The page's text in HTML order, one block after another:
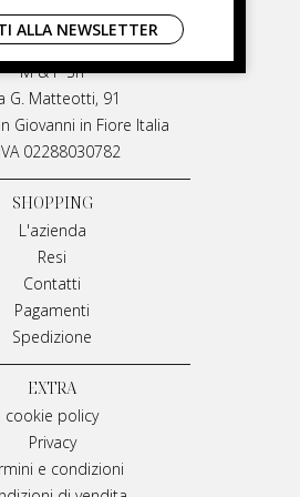
MIRARCHI
M & P Srl
G. Matteotti, 91
Giovanni in Fiore Italia
02288030782
SHOPPING
L'azienda
Resi
Contatti
Pagamenti
Spedizione
EXTRA
cookie policy
Privacy
e condizioni
ALLA NEWSLETTER